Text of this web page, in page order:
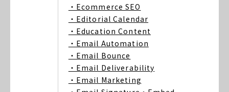
・Ecommerce SEO
・Editorial Calendar
・Education Content
・Email Automation
・Email Bounce
・Email Deliverability
・Email Marketing